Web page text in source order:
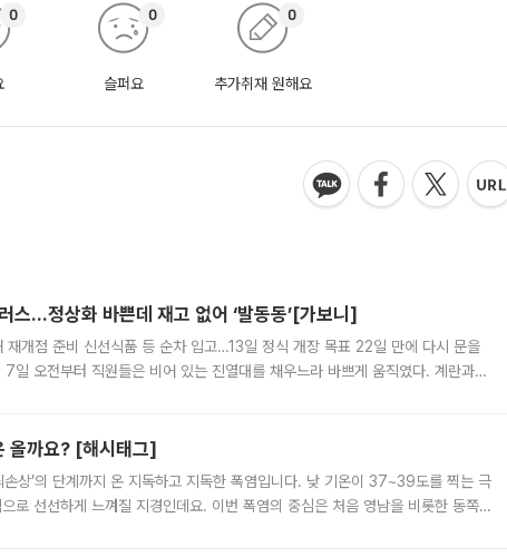
0
슬퍼요
0
추가취재 원해요
0
스…정상화 바쁜데 재고 없어 ‘발동동’[가보니]
재개점 준비 신선식품 등 순차 입고…13일 정식 개장 목표 22일 만에 다시 문을
일 오전부터 직원들은 비어 있는 진열대를 채우느라 바쁘게 움직였다. 계란과
올까요? [해시태그]
손상’의 단계까지 온 지독하고 지독한 폭염입니다. 낮 기온이 37~39도를 찍는 극
로 선선하게 느껴질 지경인데요. 이번 폭염의 중심은 처음 영남을 비롯한 동쪽